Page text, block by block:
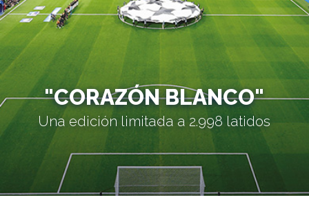
"CORAZÓN BLANCO"
Una edición limitada a 2.998 latidos